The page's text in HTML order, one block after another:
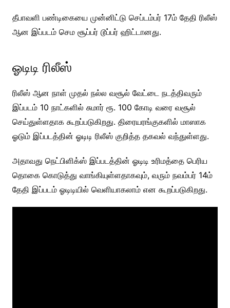
தீபாவளி பண்டிகையை முன்னிட்டு செப்டம்பர் 17ம் தேதி ரிலீஸ்
ஆன இப்படம் செம சூப்பர் டூப்பர் ஹிட்டானது.
ஓடிடி ரிலீஸ்
ரிலீஸ் ஆன நாள் முதல் நல்ல வசூல் வேட்டை நடத்திவரும்
இப்படம் 10 நாட்களில் சுமார் ரூ. 100 கோடி வரை வசூல்
செய்துள்ளதாக கூறப்படுகிறது. திரையரங்குகளில் மாஸாக
ஓடும் இப்படத்தின் ஓடிடி ரிலீஸ் குறித்த தகவல் வந்துள்ளது.
அதாவது நெட்பிளிக்ஸ் இப்படத்தின் ஓடிடி உரிமத்தை பெரிய
தொகை கொடுத்து வாங்கியுள்ளதாகவும், வரும் நவம்பர் 14ம்
தேதி இப்படம் ஓடிடியில் வெளியாகலாம் என கூறப்படுகிறது.